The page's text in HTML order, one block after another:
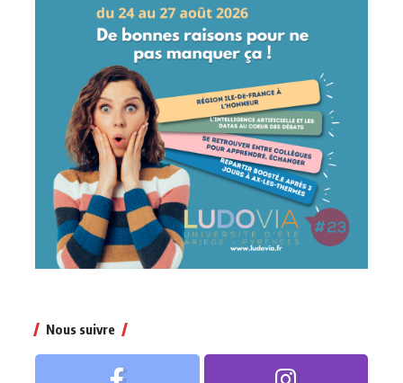
Nous suivre